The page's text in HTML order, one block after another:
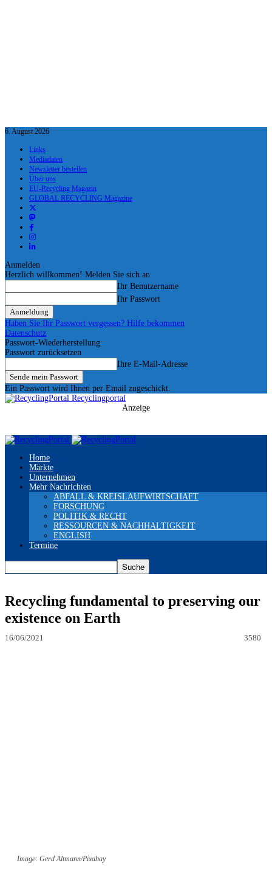
6. August 2026
Links
Mediadaten
Newsletter bestellen
Über uns
EU-Recycling Magazin
GLOBAL RECYCLING Magazine
Anmelden
Herzlich willkommen! Melden Sie sich an
Ihr Benutzername
Ihr Passwort
Haben Sie Ihr Passwort vergessen? Hilfe bekommen
Datenschutz
Passwort-Wiederherstellung
Passwort zurücksetzen
Ihre E-Mail-Adresse
Ein Passwort wird Ihnen per Email zugeschickt.
Recyclingportal
Anzeige
Home
Märkte
Unternehmen
Mehr Nachrichten
ABFALL & KREISLAUFWIRTSCHAFT
FORSCHUNG
POLITIK & RECHT
RESSOURCEN & NACHHALTIGKEIT
ENGLISH
Termine
Recycling fundamental to preserving our
existence on Earth
16/06/2021 3580
Image: Gerd Altmann/Pixabay